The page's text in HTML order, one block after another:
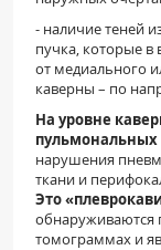
- наличие теней
пучка, которые в
от медиального
каверны – по
На уровне
пульмональных
нарушения
ткани и
Это
обнаруживаются
томограммах и